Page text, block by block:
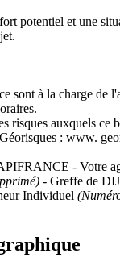
potentiel et une
sont à la charge de
risques auxquels ce
: www.
- Votre
- Greffe de
Individuel